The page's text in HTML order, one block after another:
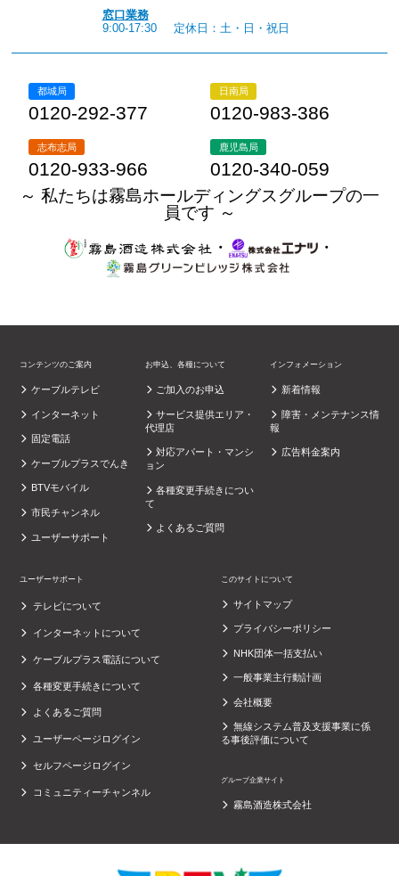
窓口業務
9:00-17:30
定休日：土・日・祝日
都城局
0120-292-377
日南局
0120-983-386
志布志局
0120-933-966
鹿児島局
0120-340-059
～ 私たちは霧島ホールディングスグループの一
員です ～
・
・
コンテンツのご案内
ケーブルテレビ
インターネット
固定電話
ケーブルプラスでんき
BTVモバイル
市民チャンネル
ユーザーサポート
お申込、各種について
ご加入のお申込
サービス提供エリア・
代理店
対応アパート・マンシ
ョン
各種変更手続きについ
て
よくあるご質問
インフォメーション
新着情報
障害・メンテナンス情
報
広告料金案内
ユーザーサポート
テレビについて
インターネットについて
ケーブルプラス電話について
各種変更手続きについて
よくあるご質問
ユーザーページログイン
セルフページログイン
コミュニティーチャンネル
このサイトについて
サイトマップ
プライバシーポリシー
NHK団体一括支払い
一般事業主行動計画
会社概要
無線システム普及支援事業に係
る事後評価について
グループ企業サイト
霧島酒造株式会社